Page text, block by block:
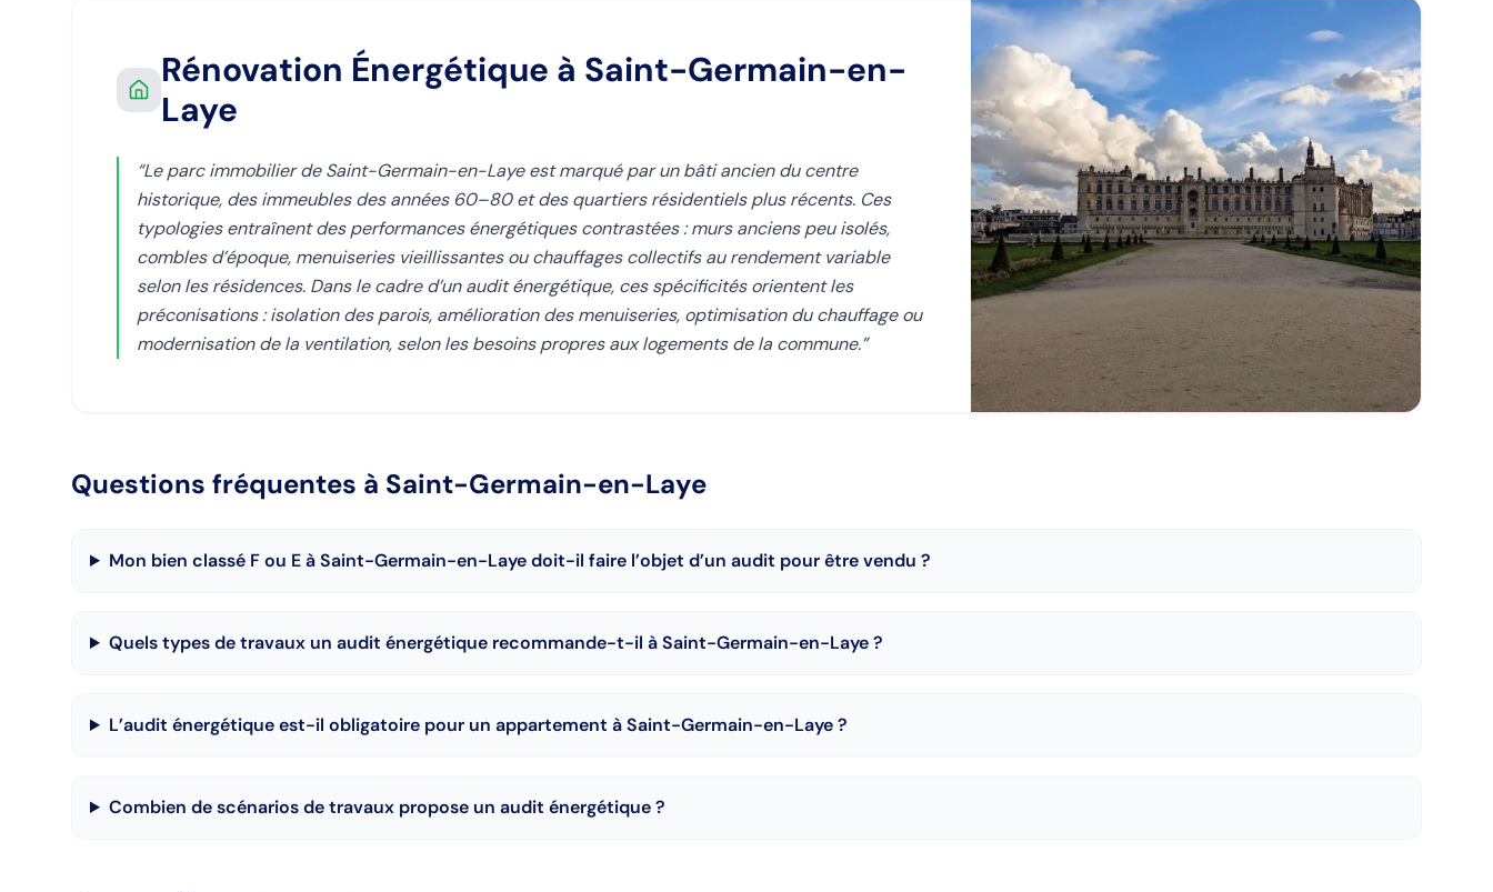
Rénovation Énergétique à Saint-Germain-en-
Laye
“Le parc immobilier de Saint-Germain-en-Laye est marqué par un bâti ancien du centre
historique, des immeubles des années 60–80 et des quartiers résidentiels plus récents. Ces
typologies entraînent des performances énergétiques contrastées : murs anciens peu isolés,
combles d’époque, menuiseries vieillissantes ou chauffages collectifs au rendement variable
selon les résidences. Dans le cadre d’un audit énergétique, ces spécificités orientent les
préconisations : isolation des parois, amélioration des menuiseries, optimisation du chauffage ou
modernisation de la ventilation, selon les besoins propres aux logements de la commune.”
Questions fréquentes à Saint-Germain-en-Laye
Mon bien classé F ou E à Saint-Germain-en-Laye doit-il faire l’objet d’un audit pour être vendu ?
Quels types de travaux un audit énergétique recommande-t-il à Saint-Germain-en-Laye ?
L’audit énergétique est-il obligatoire pour un appartement à Saint-Germain-en-Laye ?
Combien de scénarios de travaux propose un audit énergétique ?